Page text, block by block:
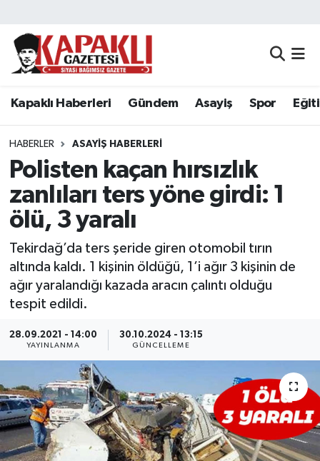
Kapaklı Haberleri Gündem Asayiş Spor
HABERLER ASAYIŞ HABERLERI
Polisten kaçan hırsızlık
zanlıları ters yöne girdi: 1
ölü, 3 yaralı
Tekirdağ’da ters şeride giren otomobil tırın
altında kaldı. 1 kişinin öldüğü, 1’i ağır 3 kişinin de
ağır yaralandığı kazada aracın çalıntı olduğu
tespit edildi.
28.09.2021 - 14:00
YAYINLANMA
30.10.2024 - 13:15
GÜNCELLEME
Kapaklı Haberleri
Asayiş
Spor
Eğitim
Siyaset
Resmi Reklamlar
Tekirdağ
Ekonomi
Sağlık
Teknoloji
Yaşam
Tekirdağ Nöbetçi Eczaneler
Tekirdağ Namaz Vakitleri
Tekirdağ Trafik Yoğunluk Haritası
Süper Lig Puan Durumu ve Fikstür
Tüm Manşetler
Son Dakika Haberleri
Haber Arşivi